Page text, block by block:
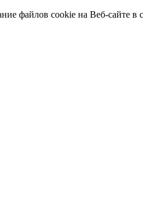
файлов cookie на Веб-сайте в